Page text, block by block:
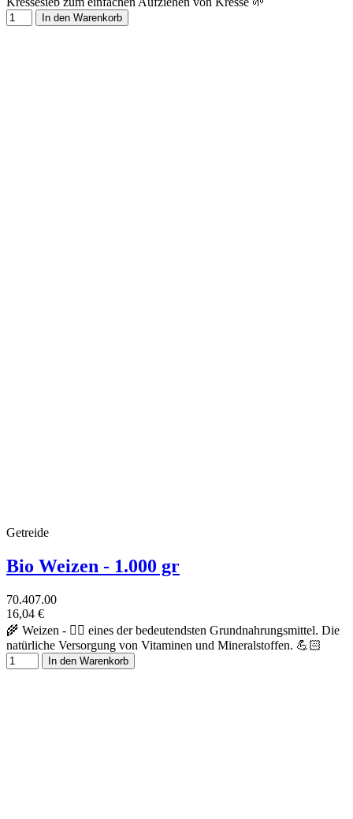
In den Warenkorb
Getreide
Bio Weizen - 1.000 gr
70.407.00
16,04 €
🌾 Weizen - 👉🏻 eines der bedeutendsten Grundnahrungsmittel. Die
natürliche Versorgung von Vitaminen und Mineralstoffen. 💪🏻
In den Warenkorb